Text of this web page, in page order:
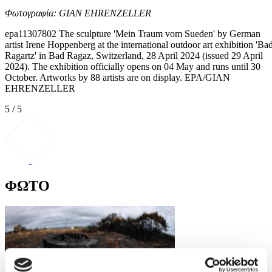
Φωτογραφία: GIAN EHRENZELLER
epa11307802 The sculpture 'Mein Traum vom Sueden' by German
artist Irene Hoppenberg at the international outdoor art exhibition
Ragartz' in Bad Ragaz, Switzerland, 28 April 2024 (issued 29 April
2024). The exhibition officially opens on 04 May and runs until 30
October. Artworks by 88 artists are on display. EPA/GIAN
EHRENZELLER
5 / 5
ΦΩΤΟ